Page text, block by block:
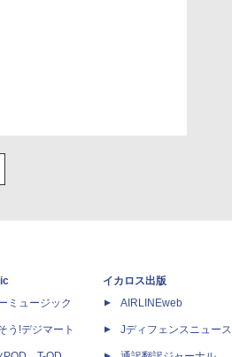
ミュージック
う!デジマート
イカロス出版
AIRLINEweb
Jディフェンスニュース